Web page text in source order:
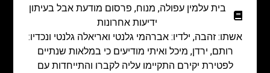
בית עלמין עפולה, מנוח, פרסום מודעת אבל בעיתון
ידיעות אחרונות
אשתו: זהבה, ילדיו: אברהמי גלנטי ואריאלה גלנטי ונכדיו:
רותם, ירדן, מיכל ואיתי מודיעים כי במלאות שנתיים
לפטירת יקירם התקיימו עליה לקברו והתייחדות עם